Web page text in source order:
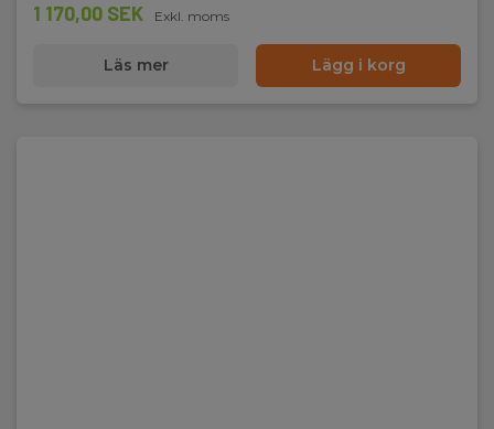
1 170,00 SEK Exkl. moms
Läs mer Lägg i korg